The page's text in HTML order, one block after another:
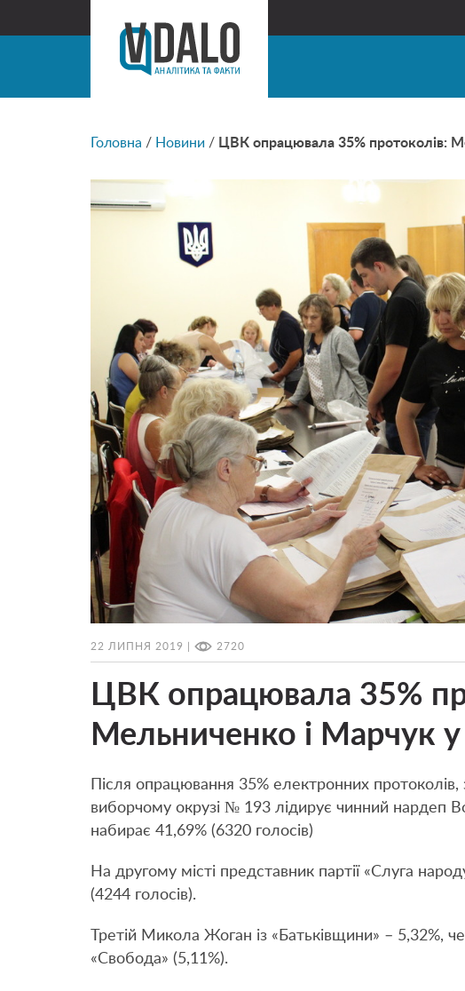
Головна / Новини / ЦВК опрацювала 35% протоколів:
22 ЛИПНЯ 2019 | 2720
ЦВК опрацювала 35%
Мельниченко і Марчук у
Після опрацювання 35% електронних
виборчому окрузі № 193 лідирує чинний нардеп
набирає 41,69% (6320 голосів)
На другому місті представник партії «Слуга
(4244 голосів).
Третій Микола Жоган із «Батьківщини» – 5,32%,
«Свобода» (5,11%).